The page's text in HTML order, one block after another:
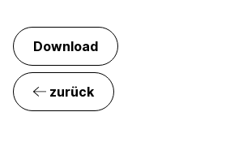
Download
zurück